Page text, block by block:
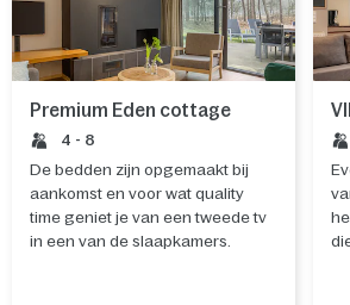
Premium Eden cottage
4 - 8
De bedden zijn opgemaakt bij
aankomst en voor wat quality
time geniet je van een tweede tv
in een van de slaapkamers.